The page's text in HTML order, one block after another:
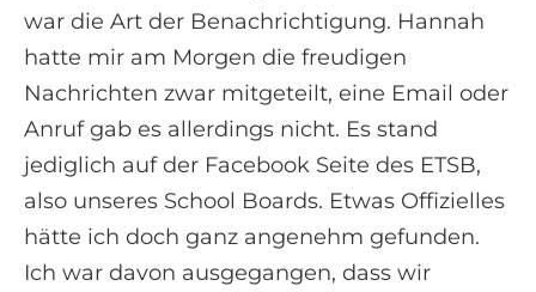
war die Art der Benachrichtigung. Hannah
hatte mir am Morgen die freudigen
Nachrichten zwar mitgeteilt, eine Email oder
Anruf gab es allerdings nicht. Es stand
jediglich auf der Facebook Seite des ETSB,
also unseres School Boards. Etwas Offizielles
hätte ich doch ganz angenehm gefunden.
Ich war davon ausgegangen, dass wir